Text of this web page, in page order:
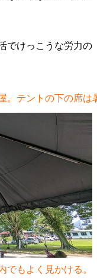
でけっこうな労力の
。テントの下の席は
でもよく見かける。